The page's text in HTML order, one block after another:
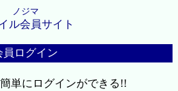
ノジマ
ル会員サイト
員ログイン
単にログインができる!!